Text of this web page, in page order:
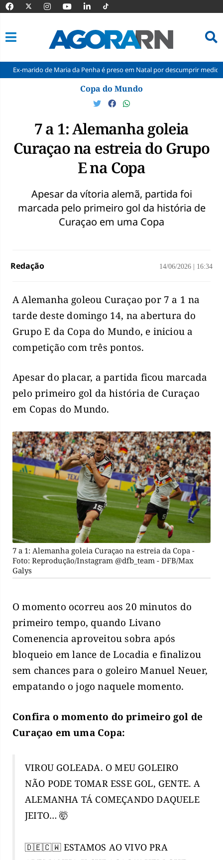
de Maria da Penha é preso em Natal por descumprir medida protetiva
Copa do Mundo
7 a 1: Alemanha goleia
Curaçao na estreia do Grupo
E na Copa
Apesar da vítoria alemã, partida foi
marcada pelo primeiro gol da história de
Curaçao em uma Copa
Redação 14/06/2026 16:34
A Alemanha goleou Curaçao por 7 a 1 na
tarde deste domingo 14, na abertura do
Grupo E da Copa do Mundo, e iniciou a
competição com três pontos.
Apesar do placar, a partida ficou marcada
pelo primeiro gol da história de Curaçao
em Copas do Mundo.
7 a 1: Alemanha goleia Curaçao na estreia da Copa -
Foto: Reprodução/Instagram @dfb_team - DFB/Max
Galys
O momento ocorreu aos 20 minutos do
primeiro tempo, quando Livano
Comenencia aproveitou sobra após
bloqueio em lance de Locadia e finalizou
sem chances para o goleiro Manuel Neuer,
empatando o jogo naquele momento.
Confira o momento do primeiro gol de
Curaçao em uma Copa:
VIROU GOLEADA. O MEU GOLEIRO
NÃO PODE TOMAR ESSE GOL, GENTE. A
ALEMANHA TÁ COMEÇANDO DAQUELE
JEITO… 🤯
🇩🇪🇨🇼 ESTAMOS AO VIVO PRA